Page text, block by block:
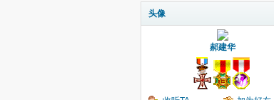
头像
郝建华